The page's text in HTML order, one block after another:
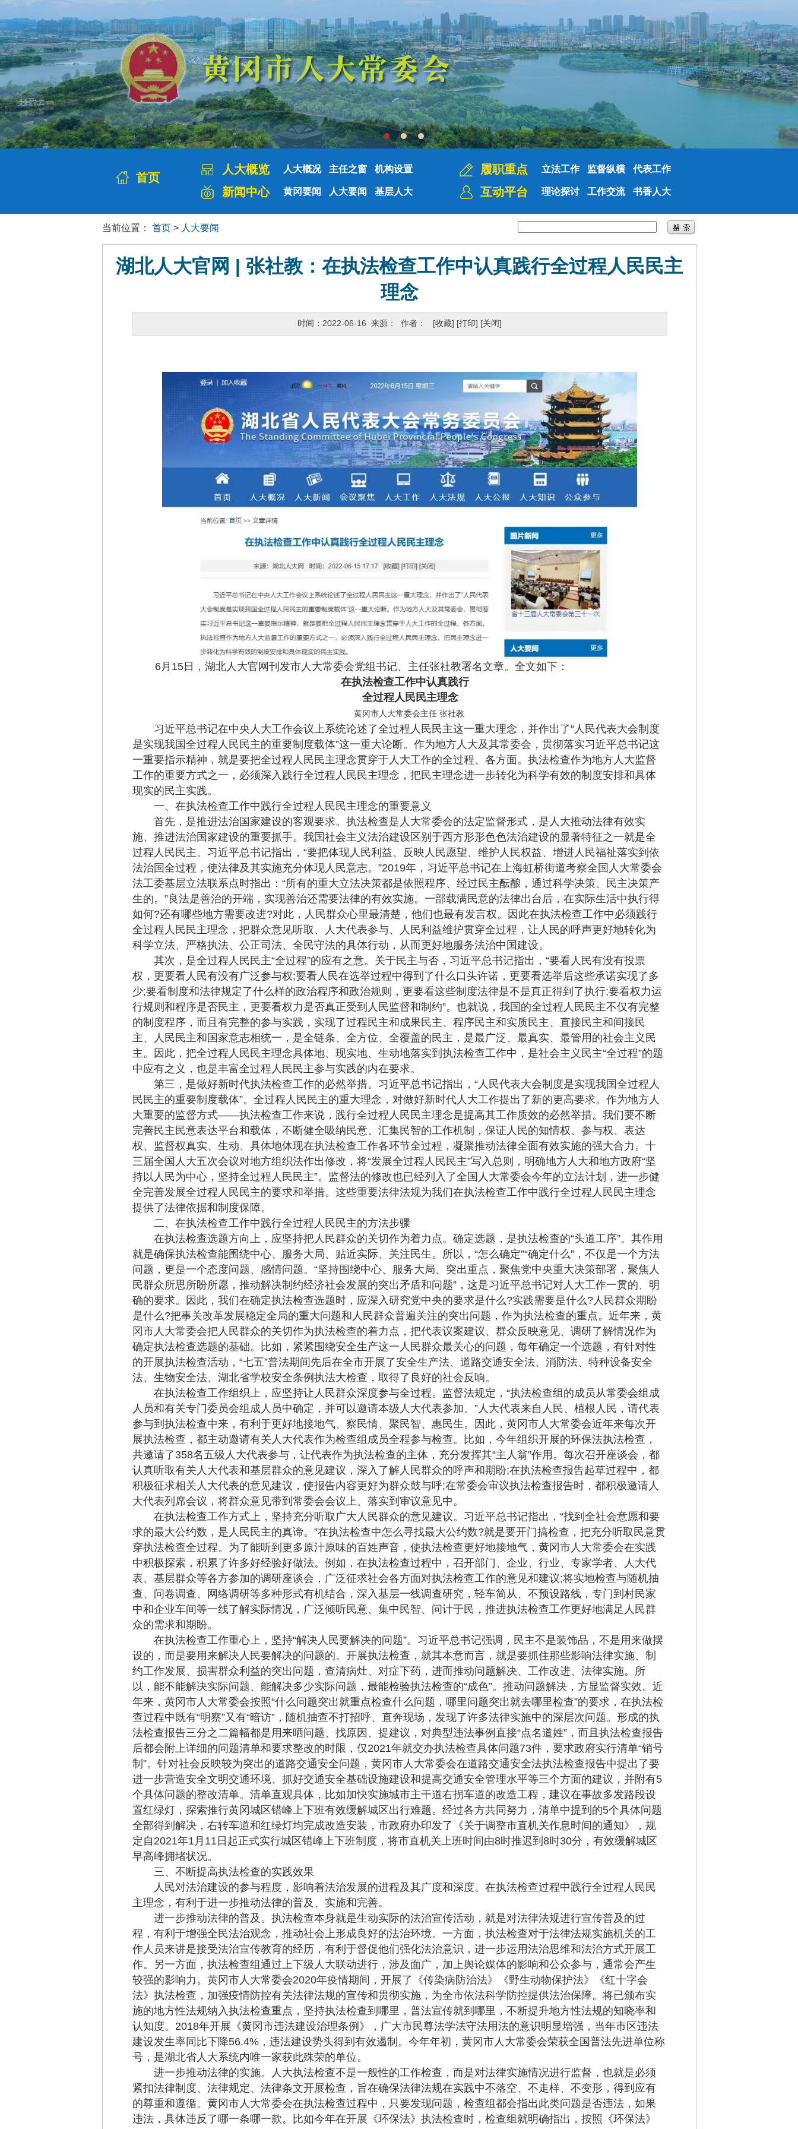
首页
人大概览 人大概况 主任之窗 机构设置
新闻中心 黄冈要闻 人大要闻 基层人大
履职重点 立法工作 监督纵横 代表工作
互动平台 理论探讨 工作交流 书香人大
当前位置： 首页 > 人大要闻
湖北人大官网 | 张社教：在执法检查工作中认真践行全过程人民民主
理念
时间：2022-06-16 来源： 作者： [收藏] [打印] [关闭]
6月15日，湖北人大官网刊发市人大常委会党组书记、主任张社教署名文章。全文如下：
在执法检查工作中认真践行
全过程人民民主理念
黄冈市人大常委会主任 张社教
习近平总书记在中央人大工作会议上系统论述了全过程人民民主这一重大理念，并作出了“人民代表大会制度
是实现我国全过程人民民主的重要制度载体”这一重大论断。作为地方人大及其常委会，贯彻落实习近平总书记这
一重要指示精神，就是要把全过程人民民主理念贯穿于人大工作的全过程、各方面。执法检查作为地方人大监督
工作的重要方式之一，必须深入践行全过程人民民主理念，把民主理念进一步转化为科学有效的制度安排和具体
现实的民主实践。
一、在执法检查工作中践行全过程人民民主理念的重要意义
首先，是推进法治国家建设的客观要求。执法检查是人大常委会的法定监督形式，是人大推动法律有效实
施、推进法治国家建设的重要抓手。我国社会主义法治建设区别于西方形形色色法治建设的显著特征之一就是全
过程人民民主。习近平总书记指出，“要把体现人民利益、反映人民愿望、维护人民权益、增进人民福祉落实到依
法治国全过程，使法律及其实施充分体现人民意志。”2019年，习近平总书记在上海虹桥街道考察全国人大常委会
法工委基层立法联系点时指出：“所有的重大立法决策都是依照程序、经过民主酝酿，通过科学决策、民主决策产
生的。”良法是善治的开端，实现善治还需要法律的有效实施。一部载满民意的法律出台后，在实际生活中执行得
如何?还有哪些地方需要改进?对此，人民群众心里最清楚，他们也最有发言权。因此在执法检查工作中必须践行
全过程人民民主理念，把群众意见听取、人大代表参与、人民利益维护贯穿全过程，让人民的呼声更好地转化为
科学立法、严格执法、公正司法、全民守法的具体行动，从而更好地服务法治中国建设。
其次，是全过程人民民主“全过程”的应有之意。关于民主与否，习近平总书记指出，“要看人民有没有投票
权，更要看人民有没有广泛参与权;要看人民在选举过程中得到了什么口头许诺，更要看选举后这些承诺实现了多
少;要看制度和法律规定了什么样的政治程序和政治规则，更要看这些制度法律是不是真正得到了执行;要看权力运
行规则和程序是否民主，更要看权力是否真正受到人民监督和制约”。也就说，我国的全过程人民民主不仅有完整
的制度程序，而且有完整的参与实践，实现了过程民主和成果民主、程序民主和实质民主、直接民主和间接民
主、人民民主和国家意志相统一，是全链条、全方位、全覆盖的民主，是最广泛、最真实、最管用的社会主义民
主。因此，把全过程人民民主理念具体地、现实地、生动地落实到执法检查工作中，是社会主义民主“全过程”的题
中应有之义，也是丰富全过程人民民主参与实践的内在要求。
第三，是做好新时代执法检查工作的必然举措。习近平总书记指出，“人民代表大会制度是实现我国全过程人
民民主的重要制度载体”。全过程人民民主的重大理念，对做好新时代人大工作提出了新的更高要求。作为地方人
大重要的监督方式——执法检查工作来说，践行全过程人民民主理念是提高其工作质效的必然举措。我们要不断
完善民主民意表达平台和载体，不断健全吸纳民意、汇集民智的工作机制，保证人民的知情权、参与权、表达
权、监督权真实、生动、具体地体现在执法检查工作各环节全过程，凝聚推动法律全面有效实施的强大合力。十
三届全国人大五次会议对地方组织法作出修改，将“发展全过程人民民主”写入总则，明确地方人大和地方政府“坚
持以人民为中心，坚持全过程人民民主”。监督法的修改也已经列入了全国人大常委会今年的立法计划，进一步健
全完善发展全过程人民民主的要求和举措。这些重要法律法规为我们在执法检查工作中践行全过程人民民主理念
提供了法律依据和制度保障。
二、在执法检查工作中践行全过程人民民主的方法步骤
在执法检查选题方向上，应坚持把人民群众的关切作为着力点。确定选题，是执法检查的“头道工序”。其作用
就是确保执法检查能围绕中心、服务大局、贴近实际、关注民生。所以，“怎么确定”“确定什么”，不仅是一个方法
问题，更是一个态度问题、感情问题。“坚持围绕中心、服务大局、突出重点，聚焦党中央重大决策部署，聚焦人
民群众所思所盼所愿，推动解决制约经济社会发展的突出矛盾和问题”，这是习近平总书记对人大工作一贯的、明
确的要求。因此，我们在确定执法检查选题时，应深入研究党中央的要求是什么?实践需要是什么?人民群众期盼
是什么?把事关改革发展稳定全局的重大问题和人民群众普遍关注的突出问题，作为执法检查的重点。近年来，黄
冈市人大常委会把人民群众的关切作为执法检查的着力点，把代表议案建议、群众反映意见、调研了解情况作为
确定执法检查选题的基础。比如，紧紧围绕安全生产这一人民群众最关心的问题，每年确定一个选题，有针对性
的开展执法检查活动，“七五”普法期间先后在全市开展了安全生产法、道路交通安全法、消防法、特种设备安全
法、生物安全法、湖北省学校安全条例执法大检查，取得了良好的社会反响。
在执法检查工作组织上，应坚持让人民群众深度参与全过程。监督法规定，“执法检查组的成员从常委会组成
人员和有关专门委员会组成人员中确定，并可以邀请本级人大代表参加。”人大代表来自人民、植根人民，请代表
参与到执法检查中来，有利于更好地接地气、察民情、聚民智、惠民生。因此，黄冈市人大常委会近年来每次开
展执法检查，都主动邀请有关人大代表作为检查组成员全程参与检查。比如，今年组织开展的环保法执法检查，
共邀请了358名五级人大代表参与，让代表作为执法检查的主体，充分发挥其“主人翁”作用。每次召开座谈会，都
认真听取有关人大代表和基层群众的意见建议，深入了解人民群众的呼声和期盼;在执法检查报告起草过程中，都
积极征求相关人大代表的意见建议，使报告内容更好为群众鼓与呼;在常委会审议执法检查报告时，都积极邀请人
大代表列席会议，将群众意见带到常委会会议上、落实到审议意见中。
在执法检查工作方式上，坚持充分听取广大人民群众的意见建议。习近平总书记指出，“找到全社会意愿和要
求的最大公约数，是人民民主的真谛。”在执法检查中怎么寻找最大公约数?就是要开门搞检查，把充分听取民意贯
穿执法检查全过程。为了能听到更多原汁原味的百姓声音，使执法检查更好地接地气，黄冈市人大常委会在实践
中积极探索，积累了许多好经验好做法。例如，在执法检查过程中，召开部门、企业、行业、专家学者、人大代
表、基层群众等各方参加的调研座谈会，广泛征求社会各方面对执法检查工作的意见和建议;将实地检查与随机抽
查、问卷调查、网络调研等多种形式有机结合，深入基层一线调查研究，轻车简从、不预设路线，专门到村民家
中和企业车间等一线了解实际情况，广泛倾听民意、集中民智、问计于民，推进执法检查工作更好地满足人民群
众的需求和期盼。
在执法检查工作重心上，坚持“解决人民要解决的问题”。习近平总书记强调，民主不是装饰品，不是用来做摆
设的，而是要用来解决人民要解决的问题的。开展执法检查，就其本意而言，就是要抓住那些影响法律实施、制
约工作发展、损害群众利益的突出问题，查清病灶、对症下药，进而推动问题解决、工作改进、法律实施。所
以，能不能解决实际问题、能解决多少实际问题，最能检验执法检查的“成色”。推动问题解决，方显监督实效。近
年来，黄冈市人大常委会按照“什么问题突出就重点检查什么问题，哪里问题突出就去哪里检查”的要求，在执法检
查过程中既有“明察”又有“暗访”，随机抽查不打招呼、直奔现场，发现了许多法律实施中的深层次问题。形成的执
法检查报告三分之二篇幅都是用来晒问题、找原因、提建议，对典型违法事例直接“点名道姓”，而且执法检查报告
后都会附上详细的问题清单和要求整改的时限，仅2021年就交办执法检查具体问题73件，要求政府实行清单“销号
制”。针对社会反映较为突出的道路交通安全问题，黄冈市人大常委会在道路交通安全法执法检查报告中提出了要
进一步营造安全文明交通环境、抓好交通安全基础设施建设和提高交通安全管理水平等三个方面的建议，并附有5
个具体问题的整改清单。清单直观具体，比如加快实施城市主干道右拐车道的改造工程，建议在事故多发路段设
置红绿灯，探索推行黄冈城区错峰上下班有效缓解城区出行难题。经过各方共同努力，清单中提到的5个具体问题
全部得到解决，右转车道和红绿灯均完成改造安装，市政府办印发了《关于调整市直机关作息时间的通知》，规
定自2021年1月11日起正式实行城区错峰上下班制度，将市直机关上班时间由8时推迟到8时30分，有效缓解城区
早高峰拥堵状况。
三、不断提高执法检查的实践效果
人民对法治建设的参与程度，影响着法治发展的进程及其广度和深度。在执法检查过程中践行全过程人民民
主理念，有利于进一步推动法律的普及、实施和完善。
进一步推动法律的普及。执法检查本身就是生动实际的法治宣传活动，就是对法律法规进行宣传普及的过
程，有利于增强全民法治观念，推动社会上形成良好的法治环境。一方面，执法检查对于法律法规实施机关的工
作人员来讲是接受法治宣传教育的经历，有利于督促他们强化法治意识，进一步运用法治思维和法治方式开展工
作。另一方面，执法检查组通过上下级人大联动进行，涉及面广，加上舆论媒体的影响和公众参与，通常会产生
较强的影响力。黄冈市人大常委会2020年疫情期间，开展了《传染病防治法》《野生动物保护法》《红十字会
法》执法检查，加强疫情防控有关法律法规的宣传和贯彻实施，为全市依法科学防控提供法治保障。将已颁布实
施的地方性法规纳入执法检查重点，坚持执法检查到哪里，普法宣传就到哪里，不断提升地方性法规的知晓率和
认知度。2018年开展《黄冈市违法建设治理条例》，广大市民尊法学法守法用法的意识明显增强，当年市区违法
建设发生率同比下降56.4%，违法建设势头得到有效遏制。今年年初，黄冈市人大常委会荣获全国普法先进单位称
号，是湖北省人大系统内唯一家获此殊荣的单位。
进一步推动法律的实施。人大执法检查不是一般性的工作检查，而是对法律实施情况进行监督，也就是必须
紧扣法律制度、法律规定、法律条文开展检查，旨在确保法律法规在实践中不落空、不走样、不变形，得到应有
的尊重和遵循。黄冈市人大常委会在执法检查过程中，只要发现问题，检查组都会指出此类问题是否违法，如果
违法，具体违反了哪一条哪一款。比如今年在开展《环保法》执法检查时，检查组就明确指出，按照《环保法》